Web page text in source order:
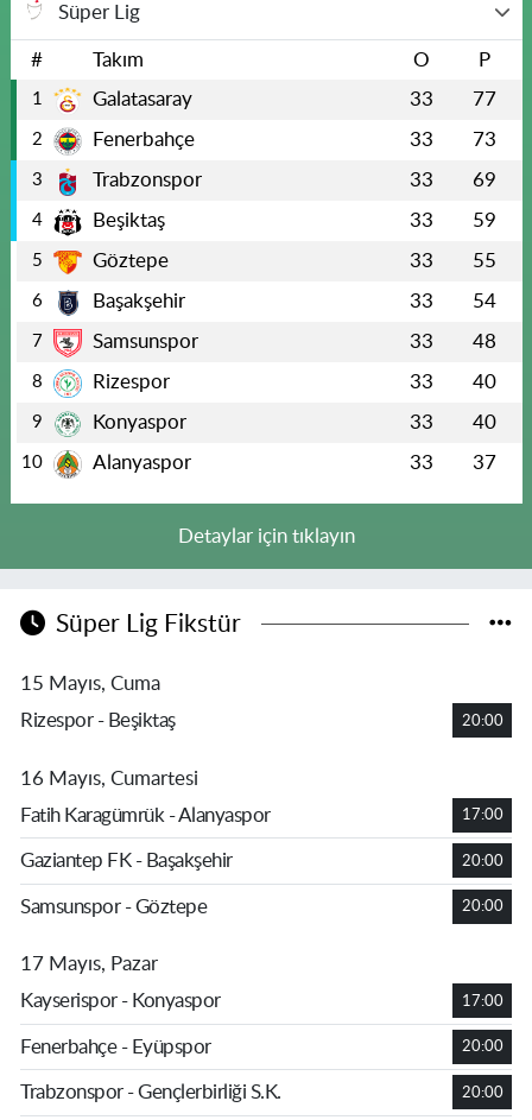
Süper Lig
# Takım O P
1 Galatasaray 33 77
2 Fenerbahçe 33 73
3 Trabzonspor 33 69
4 Beşiktaş 33 59
5 Göztepe 33 55
6 Başakşehir 33 54
7 Samsunspor 33 48
8 Rizespor 33 40
9 Konyaspor 33 40
10 Alanyaspor 33 37
Detaylar için tıklayın
Süper Lig Fikstür
15 Mayıs, Cuma
Rizespor - Beşiktaş
20:00
16 Mayıs, Cumartesi
Fatih Karagümrük - Alanyaspor
17:00
Gaziantep FK - Başakşehir 20:00
Samsunspor - Göztepe 20:00
17 Mayıs, Pazar
Kayserispor - Konyaspor
17:00
Fenerbahçe - Eyüpspor 20:00
Trabzonspor - Gençlerbirliği S.K. 20:00